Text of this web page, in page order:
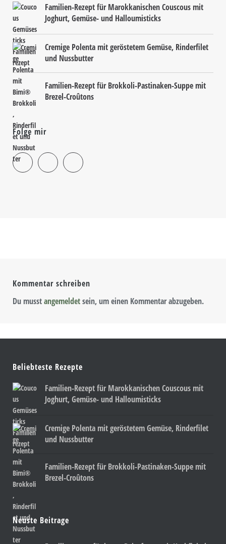
Familien-Rezept für Marokkanischen Couscous mit
Joghurt, Gemüse- und Halloumisticks
Cremige Polenta mit geröstetem Gemüse, Rinderfilet
und Nussbutter
Familien-Rezept für Brokkoli-Pastinaken-Suppe mit
Brezel-Croûtons
Folge mir
Kommentar schreiben
Du musstangemeldetsein, um einen Kommentar abzugeben.
Beliebteste Rezepte
Familien-Rezept für Marokkanischen Couscous mit
Joghurt, Gemüse- und Halloumisticks
Cremige Polenta mit geröstetem Gemüse, Rinderfilet
und Nussbutter
Familien-Rezept für Brokkoli-Pastinaken-Suppe mit
Brezel-Croûtons
Neuste Beitrage